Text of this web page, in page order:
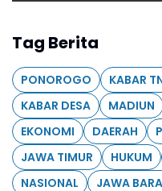
Tag Berita
PONOROGO KABAR
KABAR DESA
MADIUN
EKONOMI
DAERAH
JAWA TIMUR
HUKUM
NASIONAL
JAWA